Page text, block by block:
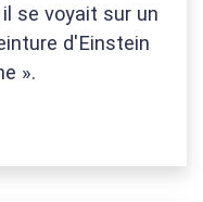
se voyait sur un
d'Einstein
».